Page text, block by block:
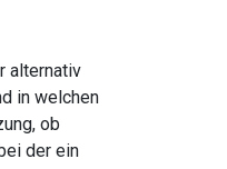
alternativ
in welchen
ob
der ein